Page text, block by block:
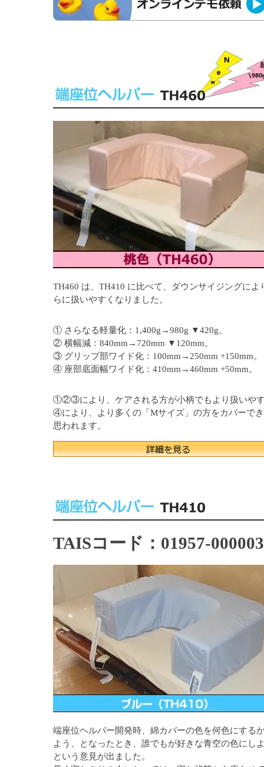
TH460 は、TH410 に比べて、ダウンサイジングによ
らに扱いやすくなりました。
① さらなる軽量化：1,400g→980g ▼420g。
② 横幅減：840mm→720mm ▼120mm。
③ グリップ部ワイド化：100mm→250mm +150mm。
④ 座部底面幅ワイド化：410mm→460mm +50mm。
①②③により、ケアされる方が小柄でもより扱いや
④により、より多くの「Mサイズ」の方をカバーで
思われます。
TAISコード：01957-000003
端座位ヘルパー開発時、綿カバーの色を何色にする
よう、となったとき、誰でもが好きな青空の色にし
という意見が出ました。